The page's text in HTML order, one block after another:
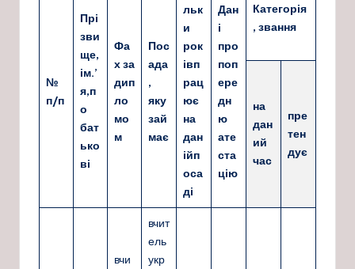
№
п/п
Прі
зви
ще,
ім.’
я,п
о
бат
ько
ві
Фа
х за
дип
ло
мо
м
Пос
ада
,
яку
зай
має
льк
и
рок
івп
рац
ює
на
дан
ійп
оса
ді
Дан
і
про
поп
ере
дн
ю
ате
ста
цію
Категорія
, звання
на
дан
ий
час
пре
тен
дує
вчи
вчит
ель
укр